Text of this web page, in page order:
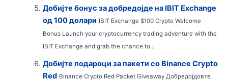
Добијте бонус за добредојде на IBIT Exchange
од 100 долари IBIT Exchange $100 Crypto Welcome
Bonus Launch your cryptocurrency trading adventure with the
IBIT Exchange and grab the chance to...
Добијте подароци за пакети со Binance Crypto
Red Binance Crypto Red Packet Giveaway Добредојдовте